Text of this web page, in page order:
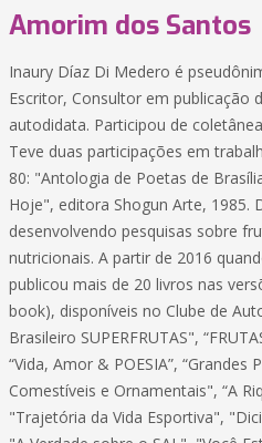
Amorim dos Santos
Inaury Díaz Di Medero é
Escritor, Consultor em publicação
autodidata. Participou de
Teve duas participações em
80: "Antologia de Poetas de
Hoje", editora Shogun Arte, 1985.
desenvolvendo pesquisas sobre
nutricionais. A partir de 2016
publicou mais de 20 livros nas
book), disponíveis no Clube de
Brasileiro SUPERFRUTAS",
“Vida, Amor & POESIA”, “Grandes
Comestíveis e Ornamentais", “A
"Trajetória da Vida Esportiva",